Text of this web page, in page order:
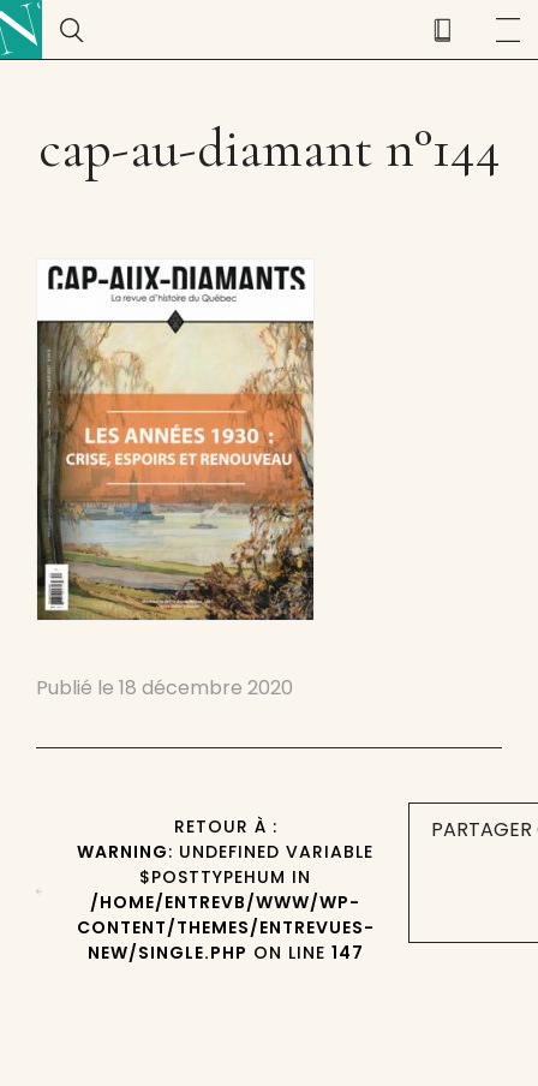
cap-au-diamant n°144
Publié le 18 décembre 2020
RETOUR À :
WARNING: UNDEFINED VARIABLE
$POSTTYPEHUM IN
/HOME/ENTREVB/WWW/WP-
CONTENT/THEMES/ENTREVUES-
NEW/SINGLE.PHP ON LINE 147